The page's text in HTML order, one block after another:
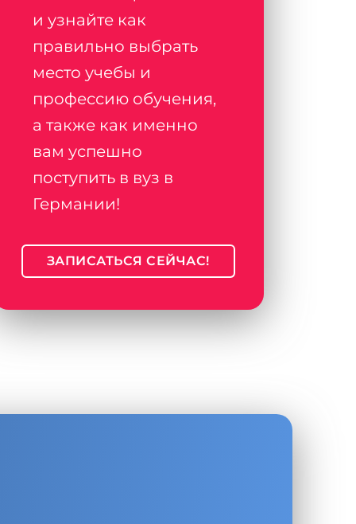
и узнайте как
правильно выбрать
место учебы и
профессию обучения,
а также как именно
вам успешно
поступить в вуз в
Германии!
ЗАПИСАТЬСЯ СЕЙЧАС!